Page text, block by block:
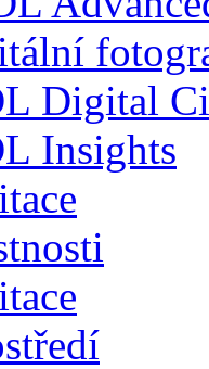
Digital
Insights